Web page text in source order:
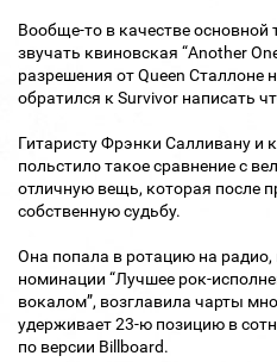
Вообще-то в качестве
звучать квиновская “Another
разрешения от Queen Сталлоне
обратился к Survivor написать
Гитаристу Фрэнки Салливану
польстило такое сравнение с
отличную вещь, которая после
собственную судьбу.
Она попала в ротацию на радио,
номинации “Лучшее рок-
вокалом”, возглавила чарты
удерживает 23-ю позицию в
по версии Billboard.